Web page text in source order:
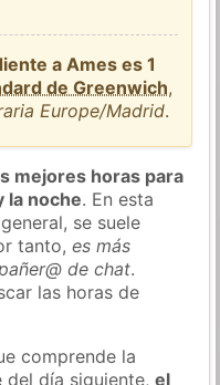
a Ames es 1
de Greenwich,
Europe/Madrid.
mejores horas para
la noche. En esta
se suele
tanto,es más
de chat.
las horas de
comprende la
del día siguiente,el